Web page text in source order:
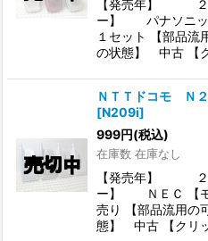
【発売年】 ２
ー】 パナソニッ
１セット 【部品
の状態】 中古 【
ＮＴＴドコモ Ｎ
[N209i]
999円(税込)
在庫数 在庫なし
【発売年】 ２
ー】 ＮＥＣ 【モ
売り 【部品流用
態】 中古 【クリ